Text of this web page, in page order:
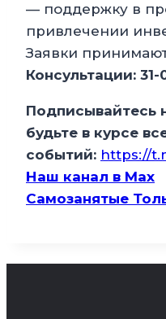
— поддержку в
привлечении
Заявки
Консультации: 31-
Подписывайтесь
будьте в курсе
событий: https://
Наш канал в Мax
Самозанятые